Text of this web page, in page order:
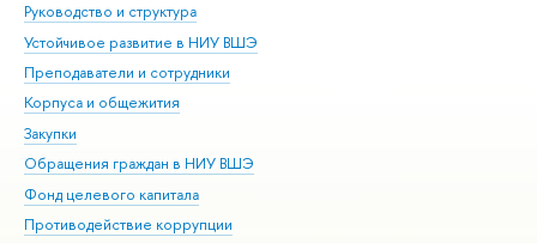
Руководство и структура
Устойчивое развитие в НИУ ВШЭ
Преподаватели и сотрудники
Корпуса и общежития
Закупки
Обращения граждан в НИУ ВШЭ
Фонд целевого капитала
Противодействие коррупции